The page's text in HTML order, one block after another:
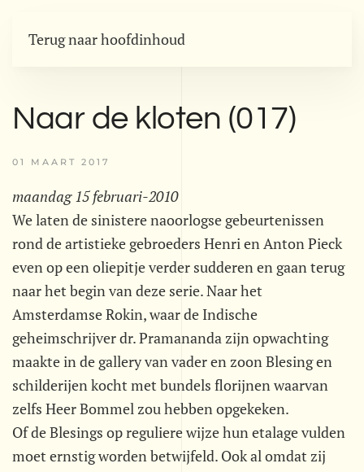
Terug naar hoofdinhoud
Naar de kloten (017)
01 MAART 2017
maandag 15 februari-2010
We laten de sinistere naoorlogse gebeurtenissen
rond de artistieke gebroeders Henri en Anton Pieck
even op een oliepitje verder sudderen en gaan terug
naar het begin van deze serie. Naar het
Amsterdamse Rokin, waar de Indische
geheimschrijver dr. Pramananda zijn opwachting
maakte in de gallery van vader en zoon Blesing en
schilderijen kocht met bundels florijnen waarvan
zelfs Heer Bommel zou hebben opgekeken.
Of de Blesings op reguliere wijze hun etalage vulden
moet ernstig worden betwijfeld. Ook al omdat zij